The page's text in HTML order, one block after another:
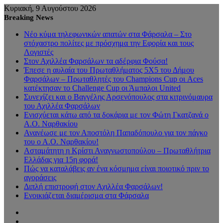
Κυριακή, 9 Αυγούστου 2026
Breaking News
Νέο κύμα τηλεφωνικών απατών στα Φάρσαλα – Στο
στόχαστρο πολίτες με πρόσχημα την Εφορία και τους
Λογιστές
Στον Αχιλλέα Φαρσάλων τα αδέρφια Φούσα!
Έπεσε η αυλαία του Πρωταθλήματος 5Χ5 του Δήμου
Φαρσάλων – Πρωταθλητές του Champions Cup οι Aces
κατέκτησαν το Challenge Cup οι Άμπαλοι United
Συνεχίζει και ο Βαγγέλης Αρσενόπουλος στα κιτρινόμαυρα
του Αχιλλέα Φαρσάλων
Ενισχύεται κάτω από τα δοκάρια με τον Φώτη Γκατζανά ο
Α.Ο. Ναρθακίου
Ανανέωσε με τον Αποστόλη Παπαδόπουλο για τον πάγκο
του ο Α.Ο. Ναρθακίου!
Ασταμάτητη η Κρίστι Αναγνωστοπούλου – Πρωταθλήτρια
Ελλάδας για 15η φορά!
Πώς να καταλάβεις αν ένα κόσμημα είναι ποιοτικό πριν το
αγοράσεις
Διπλή επιστροφή στον Αχιλλέα Φαρσάλων!
Ενοικιάζεται διαμέρισμα στα Φάρσαλα